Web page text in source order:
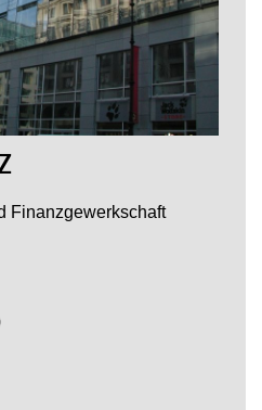
Finanzgewerkschaft